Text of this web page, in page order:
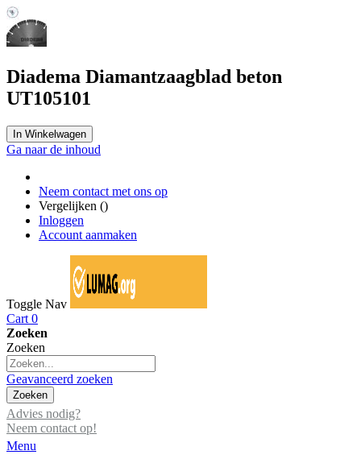
Diadema Diamantzaagblad beton
UT105101
In Winkelwagen
Ga naar de inhoud
Neem contact met ons op
Vergelijken ()
Inloggen
Account aanmaken
Toggle Nav
Cart 0
Zoeken
Zoeken
Geavanceerd zoeken
Zoeken
Advies nodig?
Neem contact op!
Menu